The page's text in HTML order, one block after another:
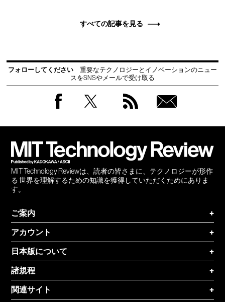
すべての記事を見る
フォローしてください
重要なテクノロジーとイノベーションのニュー
スをSNSやメールで受け取る
MIT Technology Reviewは、読者の皆さまに、テクノロジーが形作
る 世界を理解するための知識を獲得していただくためにありま
す。
ご案内
+
アカウント
+
日本版について
+
諸規程
+
関連サイト
+